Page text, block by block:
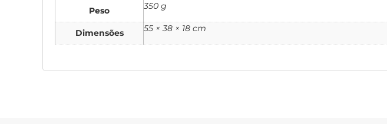
Peso 350 g
Dimensões 55 × 38 × 18 cm